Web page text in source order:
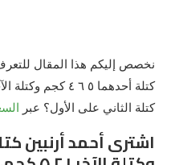
نخصص إليكم هذا المقال
كتلة الثاني على الأول؟ عبر